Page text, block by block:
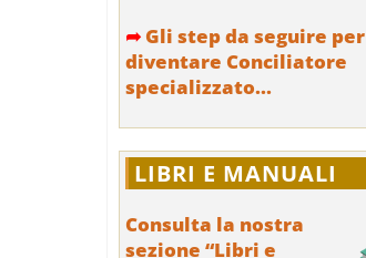
➦Gli step da seguire per
diventare Conciliatore
specializzato...
LIBRI E MANUALI
Consulta la nostra
sezione “Libri e